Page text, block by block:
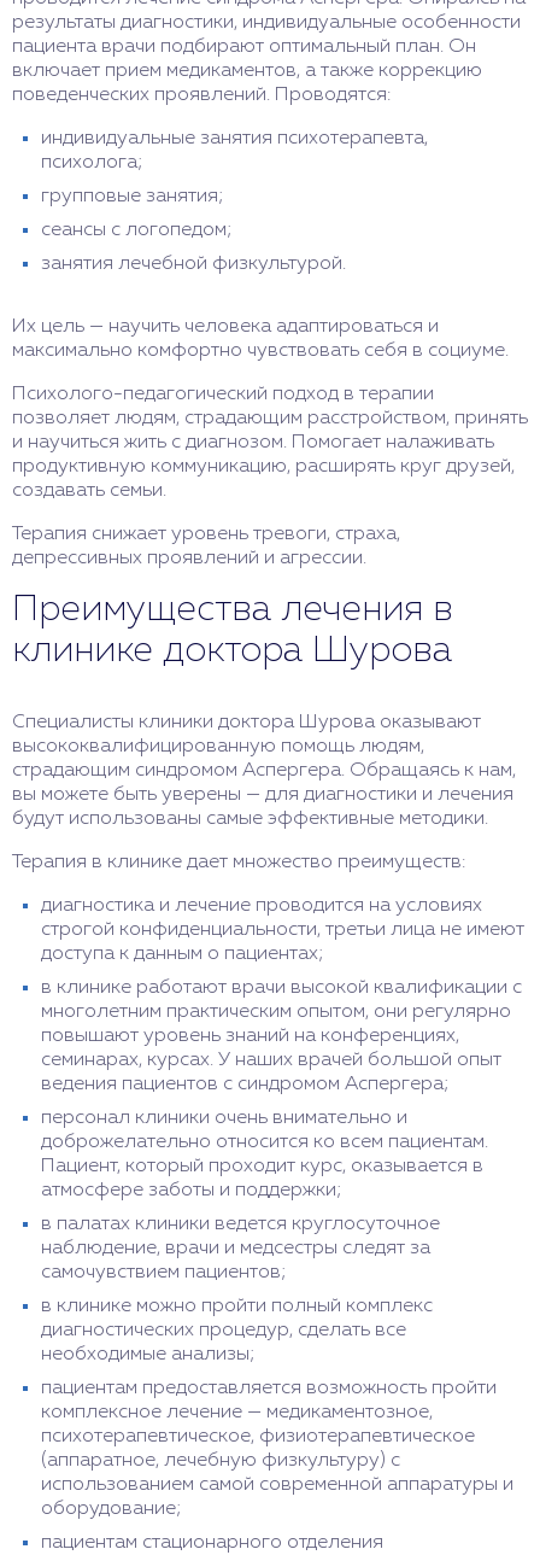
результаты диагностики, индивидуальные особенности
пациента врачи подбирают оптимальный план. Он
включает прием медикаментов, а также коррекцию
поведенческих проявлений. Проводятся:
индивидуальные занятия психотерапевта,
психолога;
групповые занятия;
сеансы с логопедом;
занятия лечебной физкультурой.
Их цель — научить человека адаптироваться и
максимально комфортно чувствовать себя в социуме.
Психолого-педагогический подход в терапии
позволяет людям, страдающим расстройством, принять
и научиться жить с диагнозом. Помогает налаживать
продуктивную коммуникацию, расширять круг друзей,
создавать семьи.
Терапия снижает уровень тревоги, страха,
депрессивных проявлений и агрессии.
Преимущества лечения в
клинике доктора Шурова
Специалисты клиники доктора Шурова оказывают
высококвалифицированную помощь людям,
страдающим синдромом Аспергера. Обращаясь к нам,
вы можете быть уверены — для диагностики и лечения
будут использованы самые эффективные методики.
Терапия в клинике дает множество преимуществ:
диагностика и лечение проводится на условиях
строгой конфиденциальности, третьи лица не имеют
доступа к данным о пациентах;
в клинике работают врачи высокой квалификации с
многолетним практическим опытом, они регулярно
повышают уровень знаний на конференциях,
семинарах, курсах. У наших врачей большой опыт
ведения пациентов с синдромом Аспергера;
персонал клиники очень внимательно и
доброжелательно относится ко всем пациентам.
Пациент, который проходит курс, оказывается в
атмосфере заботы и поддержки;
в палатах клиники ведется круглосуточное
наблюдение, врачи и медсестры следят за
самочувствием пациентов;
в клинике можно пройти полный комплекс
диагностических процедур, сделать все
необходимые анализы;
пациентам предоставляется возможность пройти
комплексное лечение — медикаментозное,
психотерапевтическое, физиотерапевтическое
(аппаратное, лечебную физкультуру) с
использованием самой современной аппаратуры и
оборудование;
пациентам стационарного отделения